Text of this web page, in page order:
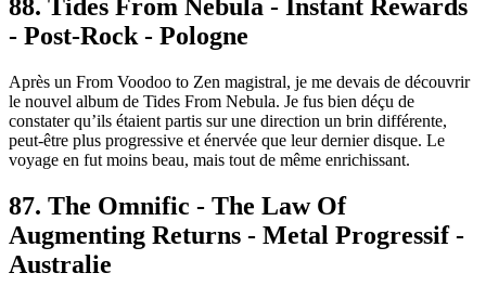
88. Tides From Nebula - Instant Rewards
- Post-Rock - Pologne
Après un From Voodoo to Zen magistral, je me devais de découvrir
le nouvel album de Tides From Nebula. Je fus bien déçu de
constater qu’ils étaient partis sur une direction un brin différente,
peut-être plus progressive et énervée que leur dernier disque. Le
voyage en fut moins beau, mais tout de même enrichissant.
87. The Omnific - The Law Of
Augmenting Returns - Metal Progressif -
Australie